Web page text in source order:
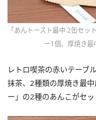
「あんトースト最中 2缶セ
ー1個、厚焼き最
レトロ喫茶の赤いテーブ
抹茶、2種類の厚焼き最
ー」の2種のあんこがセッ